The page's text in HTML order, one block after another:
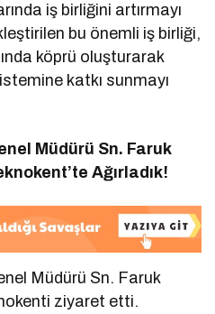
iş birliğini artırmayı
bu önemli iş birliği,
köprü oluşturarak
katkı sunmayı
Müdürü Sn. Faruk
Ağırladık!
Müdürü Sn. Faruk
ziyaret etti.